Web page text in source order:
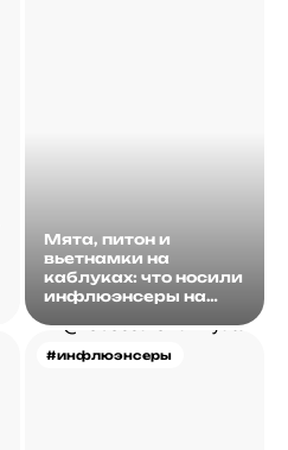
Мята, питон и
вьетнамки на
каблуках: что носили
инфлюэнсеры на
#инфлюэнсеры